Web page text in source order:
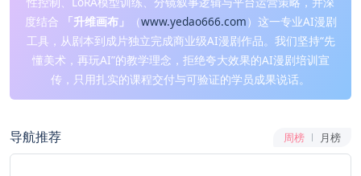
度结合
「升维画布」 （www.yedao666.com）这一专业AI漫剧
工具，从剧本到成片独立完成商业级AI漫剧作品。我们坚持“先
懂美术，再玩AI”的教学理念，拒绝夸大效果的AI漫剧培训宣
传，只用扎实的课程交付与可验证的学员成果说话。
导航推荐 周榜 月榜